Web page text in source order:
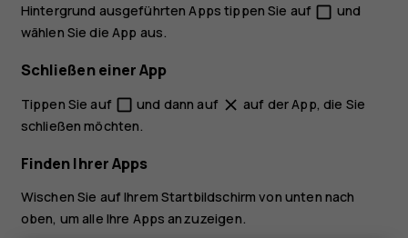
Hintergrund ausgeführten Apps tippen Sie auf check_box_outline_blank und
wählen Sie die App aus.
Schließen einer App
Tippen Sie auf check_box_outline_blank und dann auf close auf der App, die Sie
schließen möchten.
Finden Ihrer Apps
Wischen Sie auf Ihrem Startbildschirm von unten nach
oben, um alle Ihre Apps anzuzeigen.